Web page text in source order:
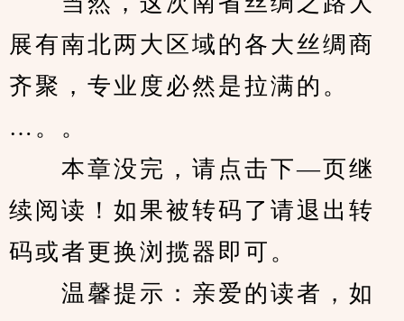
展有南北两大区域的各大丝绸商
齐聚，专业度必然是拉满的。
…。。
本章没完，请点击下—页继
续阅读！如果被转码了请退出转
码或者更换浏揽器即可。
温馨提示：亲爱的读者，如